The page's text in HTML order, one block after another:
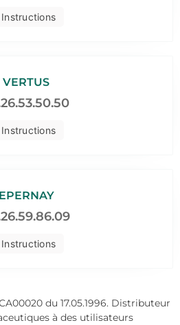
Instructions
Instructions
VERTUS
Instructions
EPERNAY
du 17.05.1996. Distributeur
à des utilisateurs